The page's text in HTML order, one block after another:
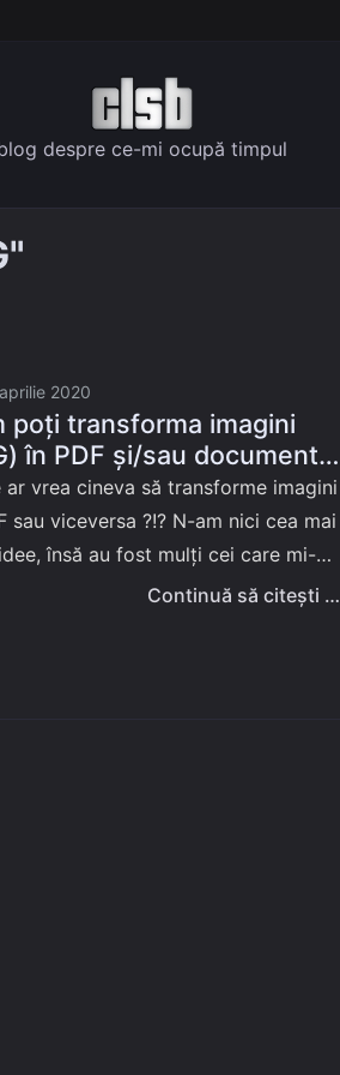
despre ce-mi ocupă timpul
2020
poți transforma imagini
în PDF și/sau documente
în imagini …
ar vrea cineva să transforme imagini
sau viceversa ?!? N-am nici cea mai
însă au fost mulți cei care mi-au
un program care să facă…Continuă să citești …